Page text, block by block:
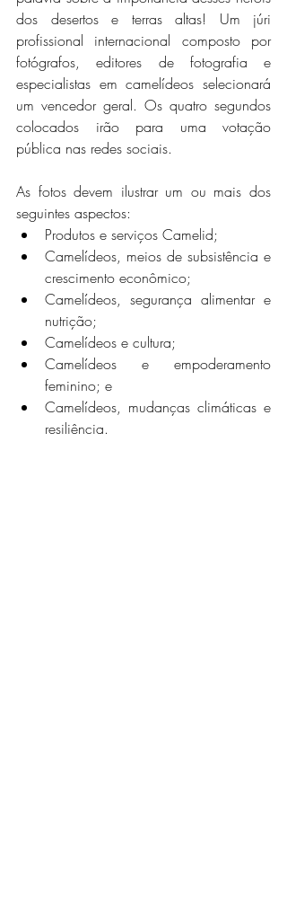
dos desertos e terras altas! Um júri
profissional internacional composto por
fotógrafos, editores de fotografia e
especialistas em camelídeos selecionará
um vencedor geral. Os quatro segundos
colocados irão para uma votação
pública nas redes sociais.
As fotos devem ilustrar um ou mais dos
seguintes aspectos:
Produtos e serviços Camelid;
Camelídeos, meios de subsistência e
crescimento econômico;
Camelídeos, segurança alimentar e
nutrição;
Camelídeos e cultura;
Camelídeos e empoderamento
feminino; e
Camelídeos, mudanças climáticas e
resiliência.